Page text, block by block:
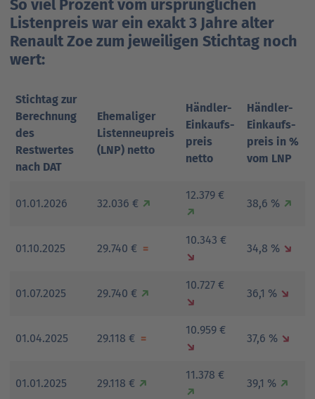
So viel Prozent vom ursprünglichen
Listenpreis war ein exakt 3 Jahre alter
Renault Zoe zum jeweiligen Stichtag noch
wert:
Stichtag zur
Berechnung
des
Restwertes
nach DAT
Ehemaliger
Listenneupreis
(LNP) netto
Händler-
Einkaufs-
preis
netto
Händler-
Einkaufs-
preis in %
vom LNP
01.01.2026 32.036 € ↗
12.379 €
↗
38,6 % ↗
01.10.2025 29.740 € =
10.343 €
↘
34,8 % ↘
01.07.2025 29.740 € ↗
10.727 €
↘
36,1 % ↘
01.04.2025 29.118 € =
10.959 €
↘
37,6 % ↘
01.01.2025 29.118 € ↗
11.378 €
↗
39,1 % ↗